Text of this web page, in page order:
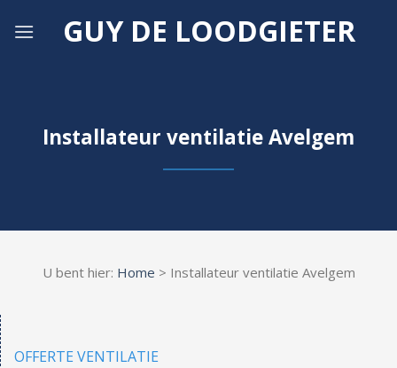
GUY DE LOODGIETER
Installateur ventilatie Avelgem
U bent hier: Home > Installateur ventilatie Avelgem
OFFERTE VENTILATIE